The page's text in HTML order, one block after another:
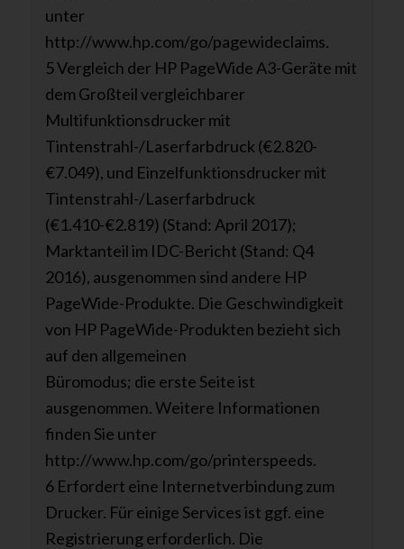
unter
http://www.hp.com/go/pagewideclaims.
5 Vergleich der HP PageWide A3-Geräte mit
dem Großteil vergleichbarer
Multifunktionsdrucker mit
Tintenstrahl-/Laserfarbdruck (€2.820-
€7.049), und Einzelfunktionsdrucker mit
Tintenstrahl-/Laserfarbdruck
(€1.410-€2.819) (Stand: April 2017);
Marktanteil im IDC-Bericht (Stand: Q4
2016), ausgenommen sind andere HP
PageWide-Produkte. Die Geschwindigkeit
von HP PageWide-Produkten bezieht sich
auf den allgemeinen
Büromodus; die erste Seite ist
ausgenommen. Weitere Informationen
finden Sie unter
http://www.hp.com/go/printerspeeds.
6 Erfordert eine Internetverbindung zum
Drucker. Für einige Services ist ggf. eine
Registrierung erforderlich. Die